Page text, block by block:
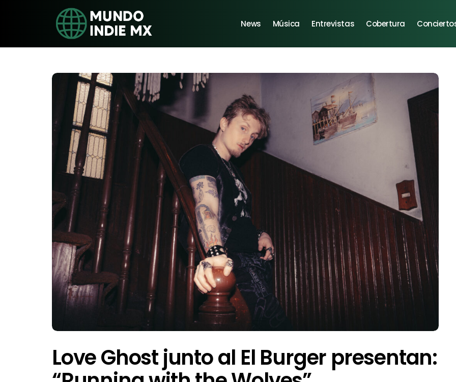
News Música Entrevistas Cobertura
Love Ghost junto al El Burger presentan: